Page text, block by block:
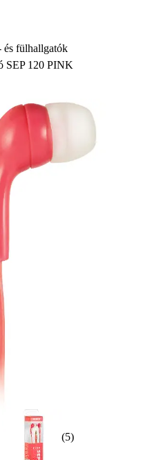
és fülhallgatók
SEP 120 PINK
(5)